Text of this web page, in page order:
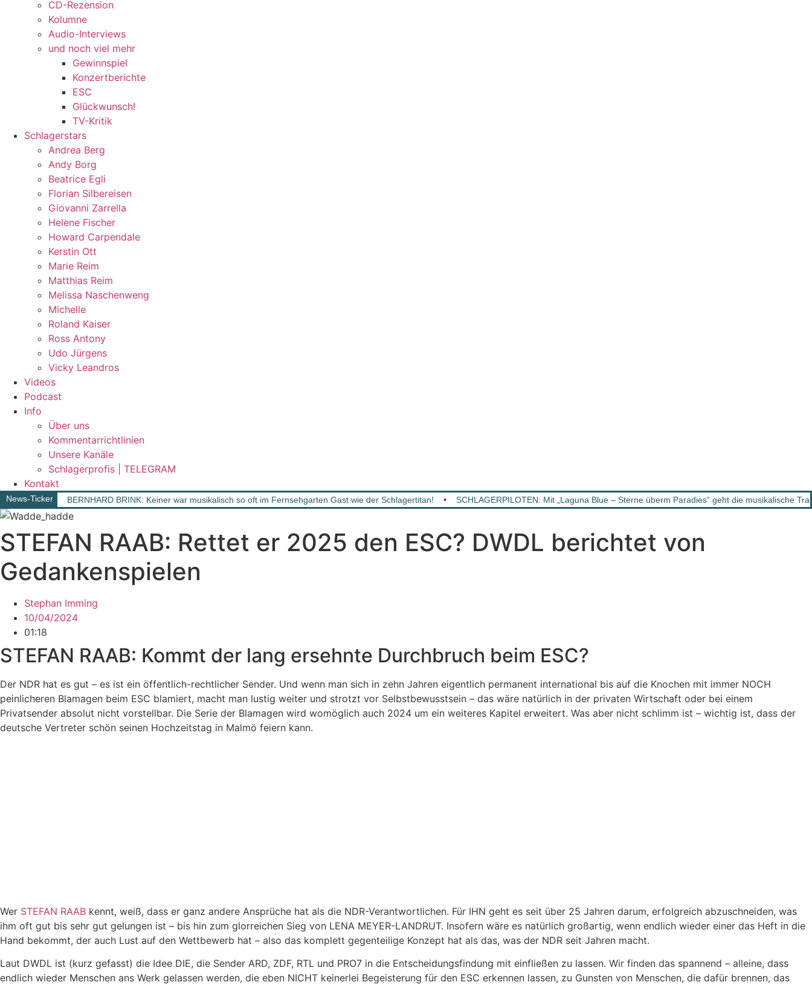
CD-Rezension
Kolumne
Audio-Interviews
und noch viel mehr
Gewinnspiel
Konzertberichte
ESC
Glückwunsch!
TV-Kritik
Schlagerstars
Andrea Berg
Andy Borg
Beatrice Egli
Florian Silbereisen
Giovanni Zarrella
Helene Fischer
Howard Carpendale
Kerstin Ott
Marie Reim
Matthias Reim
Melissa Naschenweng
Michelle
Roland Kaiser
Ross Antony
Udo Jürgens
Vicky Leandros
Videos
Podcast
Info
Über uns
Kommentarrichtlinien
Unsere Kanäle
Schlagerprofis | TELEGRAM
Kontakt
News-Ticker BERNHARD BRINK: Keiner war musikalisch so oft im Fernsehgarten Gast wie der Schlagertitan! • SCHLAGERPILOTEN: Mit „Laguna Blue – Sterne überm Paradies“ geht die musikalische
STEFAN RAAB: Rettet er 2025 den ESC? DWDL berichtet von
Gedankenspielen
Stephan Imming
10/04/2024
01:18
STEFAN RAAB: Kommt der lang ersehnte Durchbruch beim ESC?
Der NDR hat es gut – es ist ein öffentlich-rechtlicher Sender. Und wenn man sich in zehn Jahren eigentlich permanent international bis auf die Knochen mit immer NOCH
peinlicheren Blamagen beim ESC blamiert, macht man lustig weiter und strotzt vor Selbstbewusstsein – das wäre natürlich in der privaten Wirtschaft oder bei einem
Privatsender absolut nicht vorstellbar. Die Serie der Blamagen wird womöglich auch 2024 um ein weiteres Kapitel erweitert. Was aber nicht schlimm ist – wichtig ist, dass der
deutsche Vertreter schön seinen Hochzeitstag in Malmö feiern kann.
Wer STEFAN RAAB kennt, weiß, dass er ganz andere Ansprüche hat als die NDR-Verantwortlichen. Für IHN geht es seit über 25 Jahren darum, erfolgreich abzuschneiden, was
ihm oft gut bis sehr gut gelungen ist – bis hin zum glorreichen Sieg von LENA MEYER-LANDRUT. Insofern wäre es natürlich großartig, wenn endlich wieder einer das Heft in die
Hand bekommt, der auch Lust auf den Wettbewerb hat – also das komplett gegenteilige Konzept hat als das, was der NDR seit Jahren macht.
Laut DWDL ist (kurz gefasst) die Idee DIE, die Sender ARD, ZDF, RTL und PRO7 in die Entscheidungsfindung mit einfließen zu lassen. Wir finden das spannend – alleine, dass
endlich wieder Menschen ans Werk gelassen werden, die eben NICHT keinerlei Begeisterung für den ESC erkennen lassen, zu Gunsten von Menschen, die dafür brennen, das